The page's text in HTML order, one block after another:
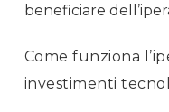
beneficiare
Come funziona
investimenti